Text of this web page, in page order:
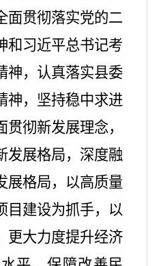
面贯彻落实党的二
和习近平总书记考
神，认真落实县委
神，坚持稳中求进
彻新发展理念，
发展格局，深度融
展格局，以高质量
目建设为抓手，以
更大力度提升经济